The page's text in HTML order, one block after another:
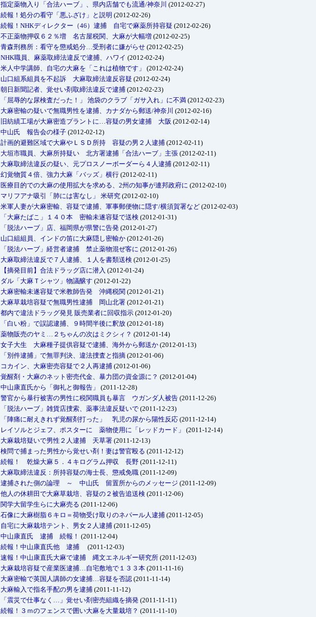
指定薬物入り「合法ハーブ」、県内店舗でも流通/神奈川 (2012-02-27)
続報！処分の看守「悪ふざけ」と説明 (2012-02-26)
続報！NHKディレクター（46）逮捕 自宅で麻薬所持容疑 (2012-02-26)
不正薬物押収６２％増 名古屋税関、大麻が大幅増 (2012-02-25)
青森刑務所：看守を懲戒処分…受刑者に嫌がらせ (2012-02-25)
NHK職員、麻薬取締法違反で逮捕、ハワイ (2012-02-24)
米人中学講師、自宅の大麻を「これは植物です」
(2012-02-24)
山口組系組員を不起訴 大麻取締法違反容疑 (2012-02-24)
朝日新聞記者、覚せい剤取締法違反で逮捕 (2012-02-23)
「屈辱的な尿検査だった！」 池袋のクラブ「ガサ入れ」に不満 (2012-02-23)
大麻密輸の疑いで無職男性を逮捕、カナダから郵送/神奈川 (2012-02-16)
旧紡績工場が大麻密造プラントに…容疑の男女逮捕 大阪 (2012-02-14)
中山氏 報告会の様子 (2012-02-12)
計画的避難区域で大麻やＬＳＤ所持 容疑の男２人逮捕 (2012-02-11)
大垣市職員、大麻所持疑い 北方署逮捕「合法ハーブ」主張 (2012-02-11)
大麻取締法違反の疑い、元プロスノーボーダーら４人逮捕 (2012-02-11)
幻覚物質４倍、強力大麻「バッズ」横行 (2012-02-11)
医療目的での大麻の使用拡大を求める、2州の知事が連邦政府に (2012-02-10)
マリフアナ吸引「肺には害なし」 米研究 (2012-02-10)
米軍人妻が大麻密輸、容疑で逮捕、軍事郵便物に隠す/横須賀署など (2012-02-03)
「大麻たばこ」１４０本 密輸未遂容疑で送検 (2012-01-31)
「脱法ハーブ」店、福岡県が県警に告発 (2012-01-27)
山口組組員、インドの笛に大麻隠し密輸か (2012-01-26)
「脱法ハーブ」経営者逮捕 禁止薬物混ぜ客に (2012-01-26)
大麻取締法違反で７人逮捕、１人を書類送検 (2012-01-25)
【摘発目前】合法ドラッグ店に潜入 (2012-01-24)
ダル「大麻Ｔシャツ」物議醸す (2012-01-22)
大麻密輸未遂容疑で米教師告発 沖縄税関 (2012-01-21)
大麻草栽培容疑で無職男性逮捕 岡山北署 (2012-01-21)
都内で違法ドラッグ発見 販売業者に回収指示 (2012-01-20)
「白い粉」で誤認逮捕、９時間半後に釈放 (2012-01-18)
薬物販売のヤミ…２ちゃんの次はミクシィ？ (2012-01-14)
女子大生 大麻種子提供容疑で逮捕、海外から郵送か (2012-01-13)
「別件逮捕」で無罪判決、違法捜査と指摘 (2012-01-06)
コカイン、大麻密売容疑で２人再逮捕 (2012-01-06)
覚醒剤・大麻のネット密売代金、暴力団の資金源に？ (2012-01-04)
中山康直氏から「御礼と御報告」
(2011-12-28)
警官から暴行被害の男性に税関職員も暴言 ウガンダ人被告 (2011-12-26)
「脱法ハーブ」雑貨店捜索、薬事法違反疑いで (2011-12-23)
「陣痛に耐えきれず覚醒剤打った」 乳児の尿から陽性反応 (2011-12-14)
レイソルとジェフ、ポスターに 薬物使用に「レッドカード」
(2011-12-14)
大麻栽培疑いで男性２人逮捕 天草署 (2011-12-13)
検問で捕まった男性から覚せい剤！妻は警官殴る (2011-12-12)
続報！ 乾燥大麻５．４キログラム押収 長野 (2011-12-11)
大麻取締法違反：所持容疑の海士長、懲戒免職 (2011-12-09)
逮捕された側の論理 ～ 中山氏 留置所からのメッセージ (2011-12-09)
他人の休耕田で大麻草栽培、容疑の２被告追送検 (2011-12-06)
関学大留学生らに大麻売る (2011-12-06)
石像に大麻樹脂６キロ＝荷物受け取りのネパール人逮捕 (2011-12-05)
自宅に大麻栽培テント、男女２人逮捕 (2011-12-05)
中山康直氏 逮捕 続報！ (2011-12-04)
続報！中山康直氏他 逮捕
(2011-12-03)
速報！中山康直氏大麻で逮捕 縄文エネルギー研究所 (2011-12-03)
大麻栽培容疑で産業医逮捕…自宅敷地で１３３本 (2011-11-16)
大麻密輸で英国人講師の女逮捕…容疑を否認 (2011-11-14)
大麻輸入で指名手配の男を逮捕 (2011-11-12)
「震災で仕事なく…」覚せい剤密売組織を摘発 (2011-11-11)
続報！３ｍのフェンスで囲い大麻を大量栽培？ (2011-11-10)